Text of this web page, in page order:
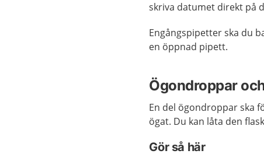
skriva datumet direkt på
Engångspipetter ska du
en öppnad pipett.
Ögondroppar
En del ögondroppar ska
ögat. Du kan låta den
Gör så här